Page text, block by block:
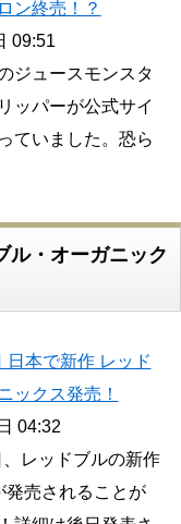
ン終売！？
09:51
ジュースモンスタ
ッパーが公式サイ
ていました。恐ら
ル・オーガニック
日本で新作 レッド
ックス発売！
04:32
レッドブルの新作
発売されることが